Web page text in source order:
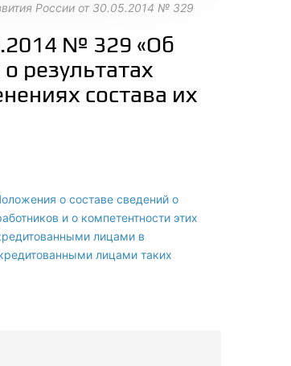
России от 30.05.2014 № 329
№ 329 «Об
результатах
состава их
о составе сведений о
и о компетентности этих
лицами в
лицами таких